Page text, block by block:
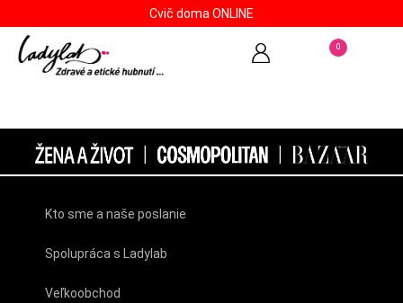
Cvič doma ONLINE
0
Kto sme a naše poslanie
Spolupráca s Ladylab
Veľkoobchod